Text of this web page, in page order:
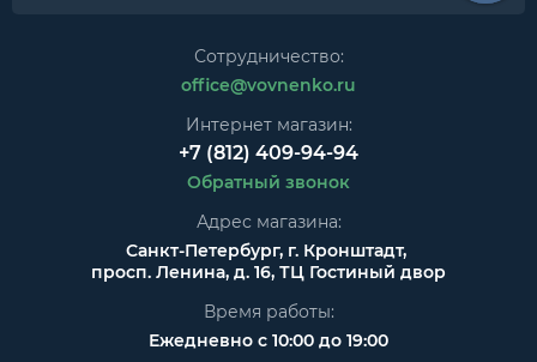
Сотрудничество:
office@vovnenko.ru
Интернет магазин:
+7 (812) 409-94-94
Обратный звонок
Адрес магазина:
Санкт-Петербург, г. Кронштадт,
просп. Ленина, д. 16, ТЦ Гостиный двор
Время работы:
Ежедневно с 10:00 до 19:00